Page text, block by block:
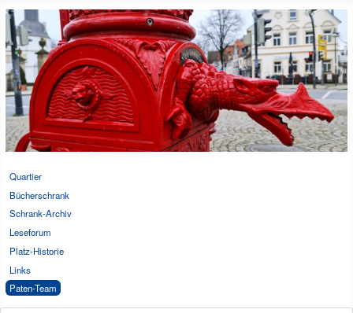
Quartier
Bücherschrank
Schrank-Archiv
Leseforum
Platz-Historie
Links
Paten-Team